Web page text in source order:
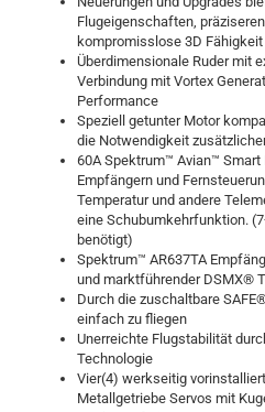
Flugeigenschaften,
kompromisslose 3D Fähigkeit
Überdimensionale Ruder mit
Verbindung mit Vortex
Performance
Speziell getunter Motor
die Notwendigkeit
60A Spektrum™ Avian™
Empfängern und
Temperatur und andere
eine Schubumkehrfunktion.
benötigt)
Spektrum™ AR637TA
und marktführender DSMX®
Durch die zuschaltbare
einfach zu fliegen
Unerreichte Flugstabilität
Technologie
Vier(4) werkseitig
Metallgetriebe Servos mit